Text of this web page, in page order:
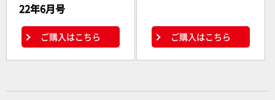
22年6月号
ご購入はこちら ご購入はこちら